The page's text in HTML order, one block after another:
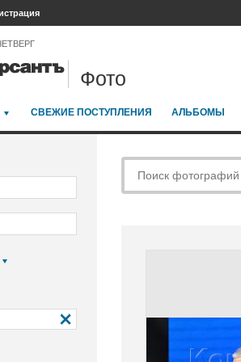
Фото
СВЕЖИЕ ПОСТУПЛЕНИЯ АЛЬБОМЫ